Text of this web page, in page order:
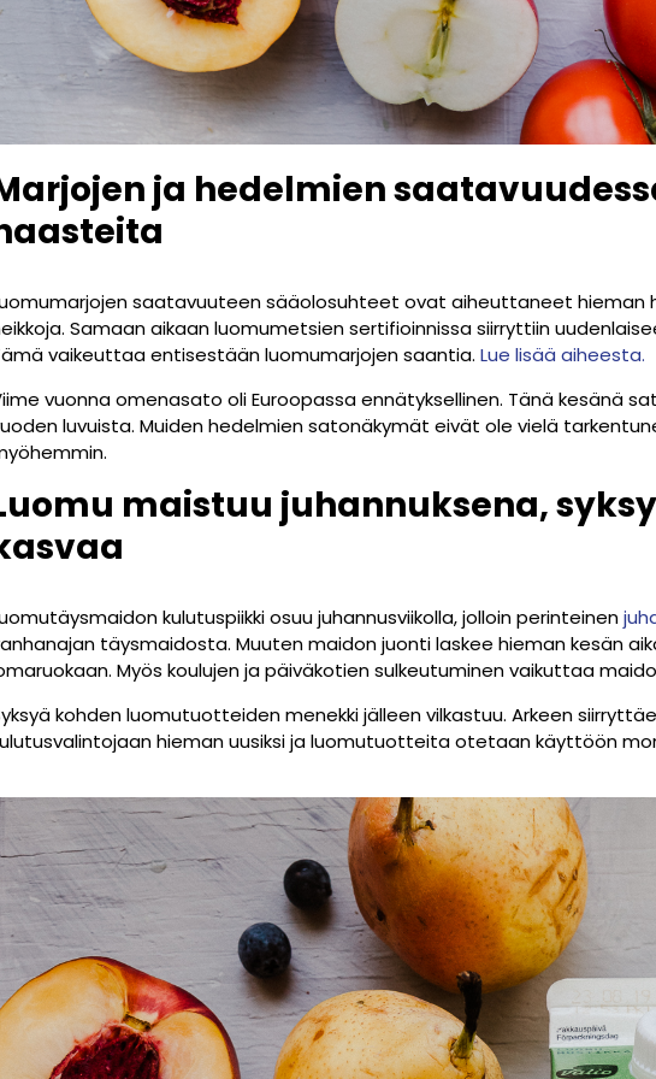
ja hedelmien
saatavuuteen sääolosuhteet ovat aiheuttaneet
Samaan aikaan luomumetsien sertifioinnissa siirryttiin
vaikeuttaa entisestään luomumarjojen saantia. Lue lisää aiheesta.
vuonna omenasato oli Euroopassa ennätyksellinen. Tänä kesänä
luvuista. Muiden hedelmien satonäkymät eivät ole vielä
maistuu juhannuksena,
kulutuspiikki osuu juhannusviikolla, jolloin perinteinen
täysmaidosta. Muuten maidon juonti laskee hieman kesän
Myös koulujen ja päiväkotien sulkeutuminen vaikuttaa
kohden luomutuotteiden menekki jälleen vilkastuu. Arkeen
hieman uusiksi ja luomutuotteita otetaan käyttöön